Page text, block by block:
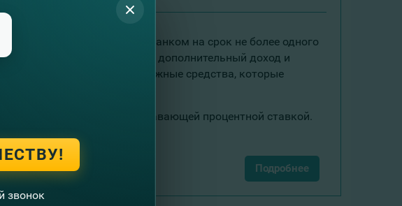
депозит, привлеченный банком на срок не более одного
вам возможность получать дополнительный доход и
временно свободные денежные средства, которые
предприятия.
леях. Депозит с плавающей процентной ставкой.
Подробнее
звонок